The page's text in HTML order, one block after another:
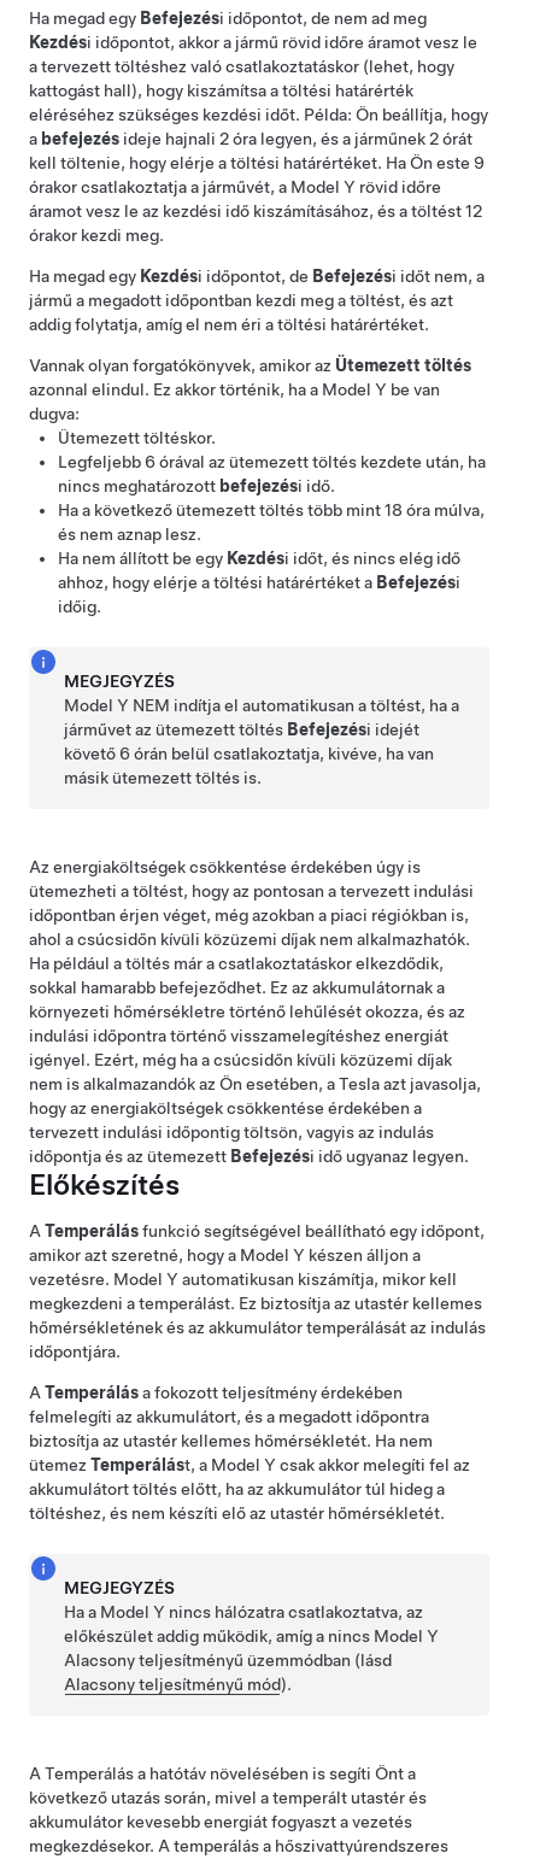
Ha megad egy Befejezési időpontot, de nem ad meg
Kezdési időpontot, akkor a jármű rövid időre áramot vesz le
a tervezett töltéshez való csatlakoztatáskor (lehet, hogy
kattogást hall), hogy kiszámítsa a töltési határérték
eléréséhez szükséges kezdési időt. Példa: Ön beállítja, hogy
a befejezés ideje hajnali 2 óra legyen, és a járműnek 2 órát
kell töltenie, hogy elérje a töltési határértéket. Ha Ön este 9
órakor csatlakoztatja a járművét, a Model Y rövid időre
áramot vesz le az kezdési idő kiszámításához, és a töltést 12
órakor kezdi meg.
Ha megad egy Kezdési időpontot, de Befejezési időt nem, a
jármű a megadott időpontban kezdi meg a töltést, és azt
addig folytatja, amíg el nem éri a töltési határértéket.
Vannak olyan forgatókönyvek, amikor az Ütemezett töltés
azonnal elindul. Ez akkor történik, ha a Model Y be van
dugva:
Ütemezett töltéskor.
Legfeljebb 6 órával az ütemezett töltés kezdete után, ha
nincs meghatározott befejezési idő.
Ha a következő ütemezett töltés több mint 18 óra múlva,
és nem aznap lesz.
Ha nem állított be egy Kezdési időt, és nincs elég idő
ahhoz, hogy elérje a töltési határértéket a Befejezési
időig.
MEGJEGYZÉS
Model Y NEM indítja el automatikusan a töltést, ha a
járművet az ütemezett töltés Befejezési idejét
követő 6 órán belül csatlakoztatja, kivéve, ha van
másik ütemezett töltés is.
Az energiaköltségek csökkentése érdekében úgy is
ütemezheti a töltést, hogy az pontosan a tervezett indulási
időpontban érjen véget, még azokban a piaci régiókban is,
ahol a csúcsidőn kívüli közüzemi díjak nem alkalmazhatók.
Ha például a töltés már a csatlakoztatáskor elkezdődik,
sokkal hamarabb befejeződhet. Ez az akkumulátornak a
környezeti hőmérsékletre történő lehűlését okozza, és az
indulási időpontra történő visszamelegítéshez energiát
igényel. Ezért, még ha a csúcsidőn kívüli közüzemi díjak
nem is alkalmazandók az Ön esetében, a Tesla azt javasolja,
hogy az energiaköltségek csökkentése érdekében a
tervezett indulási időpontig töltsön, vagyis az indulás
időpontja és az ütemezett Befejezési idő ugyanaz legyen.
Előkészítés
A Temperálásfunkció segítségével beállítható egy időpont,
amikor azt szeretné, hogy a Model Y készen álljon a
vezetésre. Model Y automatikusan kiszámítja, mikor kell
megkezdeni a temperálást. Ez biztosítja az utastér kellemes
hőmérsékletének és az akkumulátor temperálását az indulás
időpontjára.
A Temperálása fokozott teljesítmény érdekében
felmelegíti az akkumulátort, és a megadott időpontra
biztosítja az utastér kellemes hőmérsékletét. Ha nem
ütemez Temperálást, a Model Y csak akkor melegíti fel az
akkumulátort töltés előtt, ha az akkumulátor túl hideg a
töltéshez, és nem készíti elő az utastér hőmérsékletét.
MEGJEGYZÉS
Ha a Model Y nincs hálózatra csatlakoztatva, az
előkészület addig működik, amíg a nincs Model Y
Alacsony teljesítményű üzemmódban (lásd
Alacsony teljesítményű mód).
A Temperálás a hatótáv növelésében is segíti Önt a
következő utazás során, mivel a temperált utastér és
akkumulátor kevesebb energiát fogyaszt a vezetés
megkezdésekor. A temperálás a hőszivattyúrendszeres